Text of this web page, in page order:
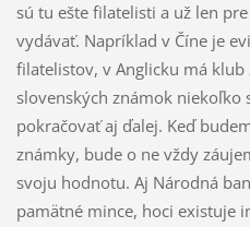
sú tu ešte filatelisti a už len
vydávať. Napríklad v Číne je
filatelistov, v Anglicku má klub
slovenských známok niekoľko
pokračovať aj ďalej. Keď
známky, bude o ne vždy
svoju hodnotu. Aj Národná
pamätné mince, hoci existuje